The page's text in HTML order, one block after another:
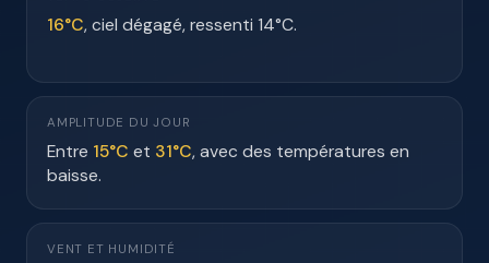
16°C, ciel dégagé, ressenti 14°C.
AMPLITUDE DU JOUR
Entre 15°C et 31°C, avec des températures en
baisse.
VENT ET HUMIDITÉ